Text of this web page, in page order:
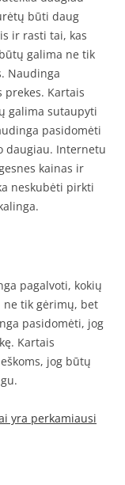
būti daug
ir rasti tai, kas
galima ne tik
Naudinga
Kartais
galima sutaupyti
pasidomėti
daugiau. Internetu
kainas ir
neskubėti pirkti
pagalvoti, kokių
ne tik gėrimų, bet
pasidomėti, jog
Kartais
jog būtų
yra perkamiausi